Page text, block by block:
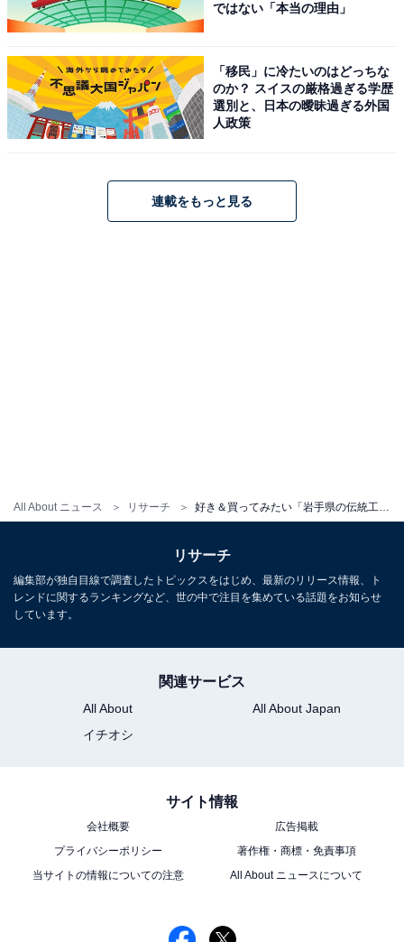
All About ニュース リサーチ
こちらもおすすめ
ンキング！ 2位「羽越しな布（山形県、新潟
県）」を抑えた1位は？ 【2025年調査】
ではない「本当の理由」
「移民」に冷たいのはどっちな
のか？ スイスの厳格過ぎる学歴
選別と、日本の曖昧過ぎる外国
人政策
連載をもっと見る
リサーチ
編集部が独自目線で調査したトピックスをはじめ、最新のリリース情報、ト
レンドに関するランキングなど、世の中で注目を集めている話題をお知らせ
しています。
関連サービス
All About
All About Japan
イチオシ
サイト情報
会社概要
広告掲載
プライバシーポリシー
著作権・商標・免責事項
当サイトの情報についての注意
All About ニュースについて